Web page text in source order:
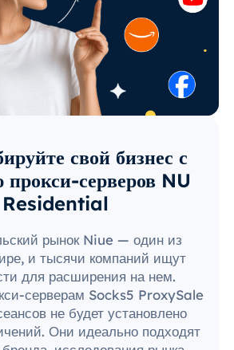
свой бизнес с
серверов NU
Residential
рынок Niue — один из
и тысячи компаний ищут
для расширения на нем.
серверам Socks5 ProxySale
не будет установлено
Они идеально подходят